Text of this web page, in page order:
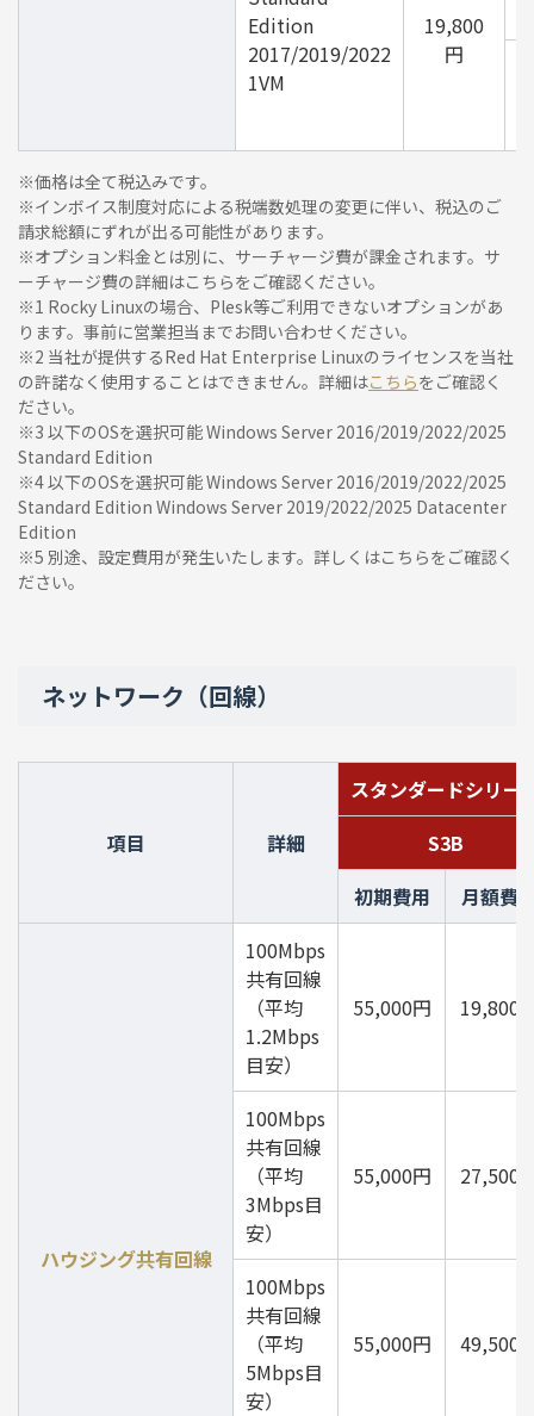
Edition
2017/2019/2022
1VM
19,800
円
※価格は全て税込みです。
※インボイス制度対応による税端数処理の変更に伴い、税込のご
請求総額にずれが出る可能性があります。
※オプション料金とは別に、サーチャージ費が課金されます。サ
ーチャージ費の詳細はこちらをご確認ください。
※1 Rocky Linuxの場合、Plesk等ご利用できないオプションがあ
ります。事前に営業担当までお問い合わせください。
※2 当社が提供するRed Hat Enterprise Linuxのライセンスを当社
の許諾なく使用することはできません。詳細はこちらをご確認く
ださい。
※3 以下のOSを選択可能 Windows Server 2016/2019/2022/2025
Standard Edition
※4 以下のOSを選択可能 Windows Server 2016/2019/2022/2025
Standard Edition Windows Server 2019/2022/2025 Datacenter
Edition
※5 別途、設定費用が発生いたします。詳しくはこちらをご確認く
ださい。
ンスを当社の許諾なく使用することはできません。
当社の許諾なく使用した場合には、使用料をさかの
価格はELS（延長ライフサポート）前のものとなり
ます。ELSをご希望の方はお問い合わせください。
Red Hat Enterprise LinuxのライセンスはVMもしく
はソケット単位でのご契約が必要となります。
ネットワーク（回線）
項目 詳細
スタンダードシリー
S3B
初期費用
月額費
ハウジング共有回線
100Mbps
共有回線
（平均
1.2Mbps
目安）
55,000円 19,800
100Mbps
共有回線
（平均
3Mbps目
安）
55,000円 27,500
100Mbps
共有回線
（平均
5Mbps目
安）
55,000円 49,500